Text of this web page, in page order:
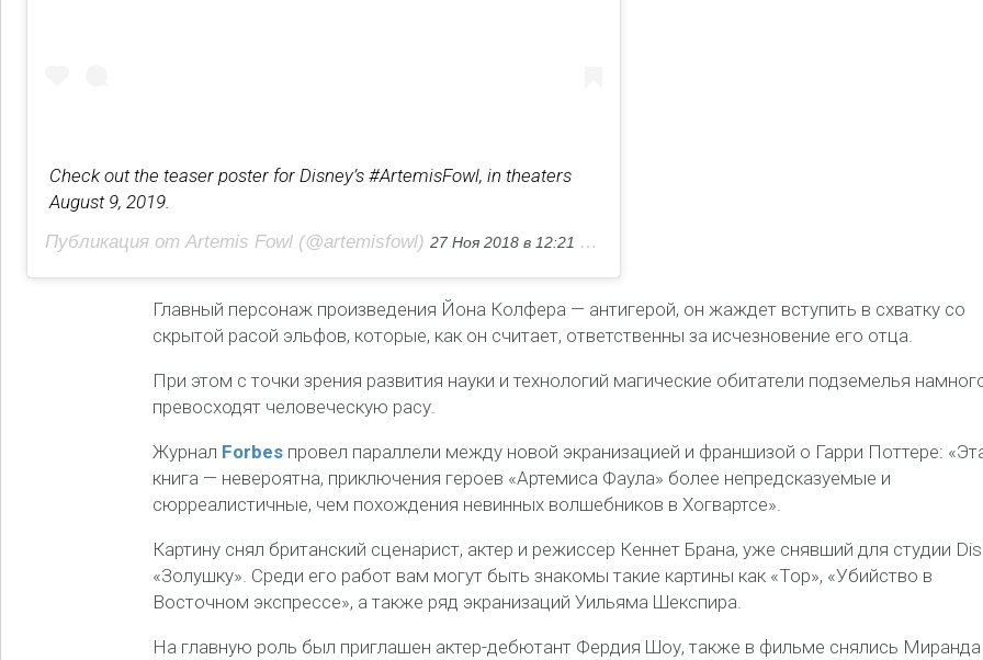
Check out the teaser poster for Disney’s #ArtemisFowl, in theaters
August 9, 2019.
Публикация от Artemis Fowl (@artemisfowl) 27 Ноя 2018 в 12:21 PST
Главный персонаж произведения Йона Колфера — антигерой, он жаждет вступить в схватку со
скрытой расой эльфов, которые, как он считает, ответственны за исчезновение его отца.
При этом с точки зрения развития науки и технологий магические обитатели подземелья
превосходят человеческую расу.
Журнал Forbes провел параллели между новой экранизацией и франшизой о Гарри Поттере:
книга — невероятна, приключения героев «Артемиса Фаула» более непредсказуемые и
сюрреалистичные, чем похождения невинных волшебников в Хогвартсе».
Картину снял британский сценарист, актер и режиссер Кеннет Брана, уже снявший для студии
«Золушку». Среди его работ вам могут быть знакомы такие картины как «Тор», «Убийство в
Восточном экспрессе», а также ряд экранизаций Уильяма Шекспира.
На главную роль был приглашен актер-дебютант Фердия Шоу, также в фильме снялись Миранда